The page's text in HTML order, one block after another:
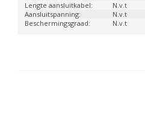
Lengte aansluitkabel:
N.v.t
Aansluitspanning:
N.v.t
Beschermingsgraad:
N.v.t